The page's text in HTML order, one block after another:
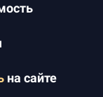
на сайте